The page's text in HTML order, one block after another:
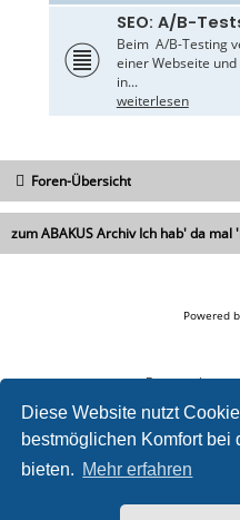
Diese Website nutzt
bestmöglichen Komfort bei
bieten. Mehr erfahren
SEO: A/B-
Beim A/B-Testing
einer Webseite
in...
weiterlesen
Foren-Übersicht
zum ABAKUS Archiv Ich hab' da mal
Powered
Datenschutz
SEO
SEO Workshops | SEO Beratung